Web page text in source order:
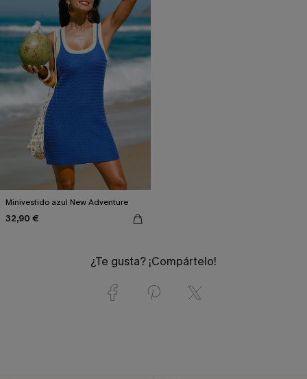
Minivestido azul New Adventure
32,90 €
¿Te gusta? ¡Compártelo!